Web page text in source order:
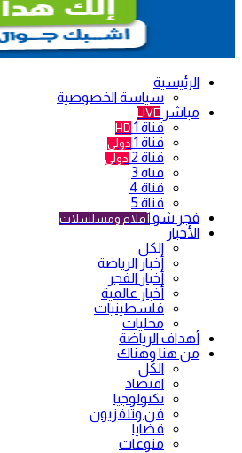
الرئيسية
سياسة الخصوصية
مباشر LIVE
قناة 1 HD
قناة 1 دولي
قناة 2 دولي
قناة 3
قناة 4
قناة 5
فجر شو أفلام ومسلسلات
الأخبار
الكل
أخبار الرياضة
أخبار الفجر
أخبار عالمية
فلسطينيات
محليات
أهداف الرياضة
من هنا وهناك
الكل
اقتصاد
تكنولوجيا
فن وتلفزيون
قضايا
منوعات